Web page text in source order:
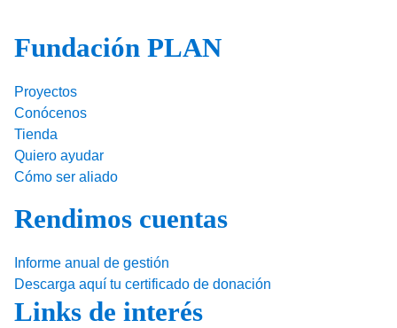
o
k
n
tir
Fundación PLAN
Proyectos
Conócenos
Tienda
Quiero ayudar
Cómo ser aliado
Rendimos cuentas
Informe anual de gestión
Descarga aquí tu certificado de donación
Links de interés